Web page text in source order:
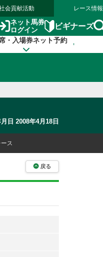
会貢献活動 レース情報
ネット馬券
ログイン
ビギナーズ
・入場券ネット予約
日 2008年4月18日
ス
戻る